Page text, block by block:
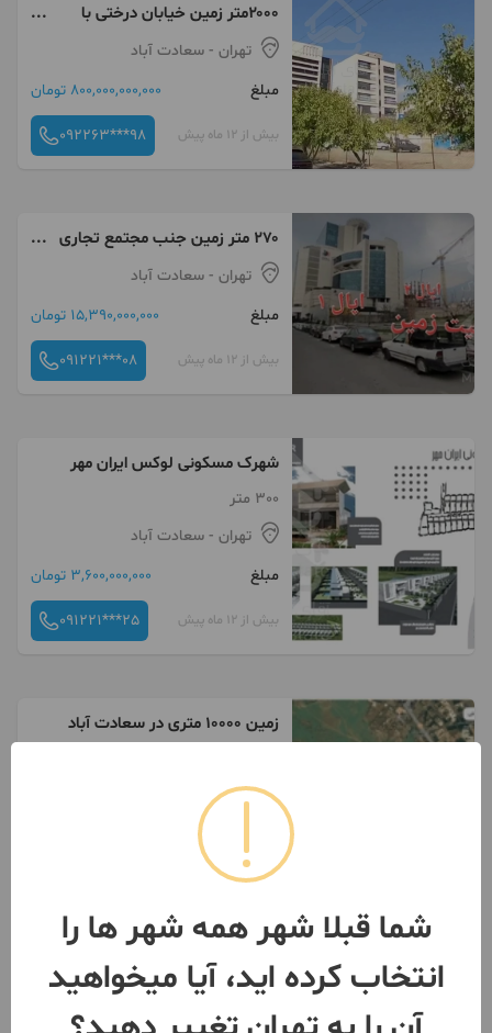
۲۰۰۰متر زمین خیابان درختی با
سند نقد و تهاتر
تهران - سعادت آباد
مبلغ
800,000,000,000 تومان
بیش از 12 ماه پیش 092263***98
۲۷۰ متر زمین جنب مجتمع تجاری
اپال سعادت آباد
تهران - سعادت آباد
مبلغ
15,390,000,000 تومان
بیش از 12 ماه پیش 091221***08
شهرک مسکونی لوکس ایران مهر
300 متر
تهران - سعادت آباد
مبلغ
3,600,000,000 تومان
بیش از 12 ماه پیش 091221***25
زمین 10000 متری در سعادت آباد
تهران- سعادت آباد
بیش از 12 ماه پیش
شما قبلا شهر همه شهر ها را
انتخاب کرده اید، آیا میخواهید